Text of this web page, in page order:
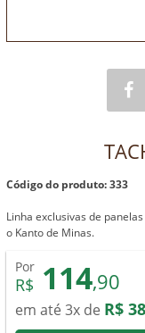
Código do produto: 333
Linha exclusivas de
o Kanto de Minas.
Por
R$ 114,90
em até 3x de R$